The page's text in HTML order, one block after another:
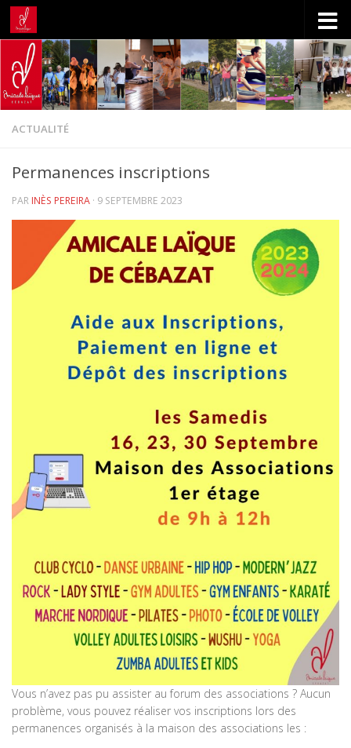
Skip to content
ACTUALITÉ
Permanences inscriptions
PAR INÈS PEREIRA · 9 SEPTEMBRE 2023
Vous n’avez pas pu assister au forum des associations ? Aucun
problème, vous pouvez réaliser vos inscriptions lors des
permanences organisés à la maison des associations les :